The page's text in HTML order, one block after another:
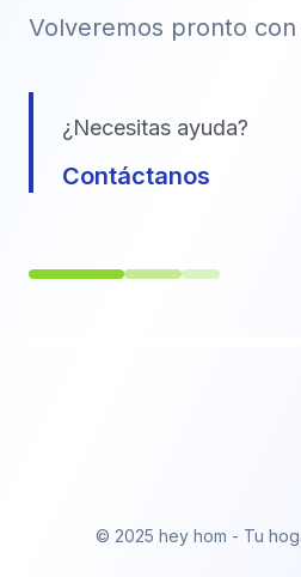
Volveremos pronto
¿Necesitas ayuda?
Contáctanos
© 2025 hey hom - Tu